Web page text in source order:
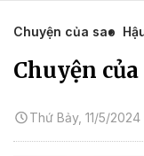
Chuyện của sao
Chuyện
Thứ Bảy, 11/5/2024